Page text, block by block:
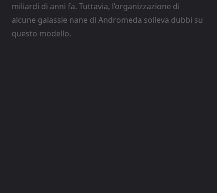
miliardi di anni fa. Tuttavia, l’organizzazione di
alcune galassie nane di Andromeda solleva dubbi su
questo modello.